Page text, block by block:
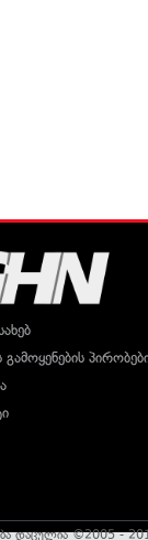
გამოყენების
დაცულია ©2005 -